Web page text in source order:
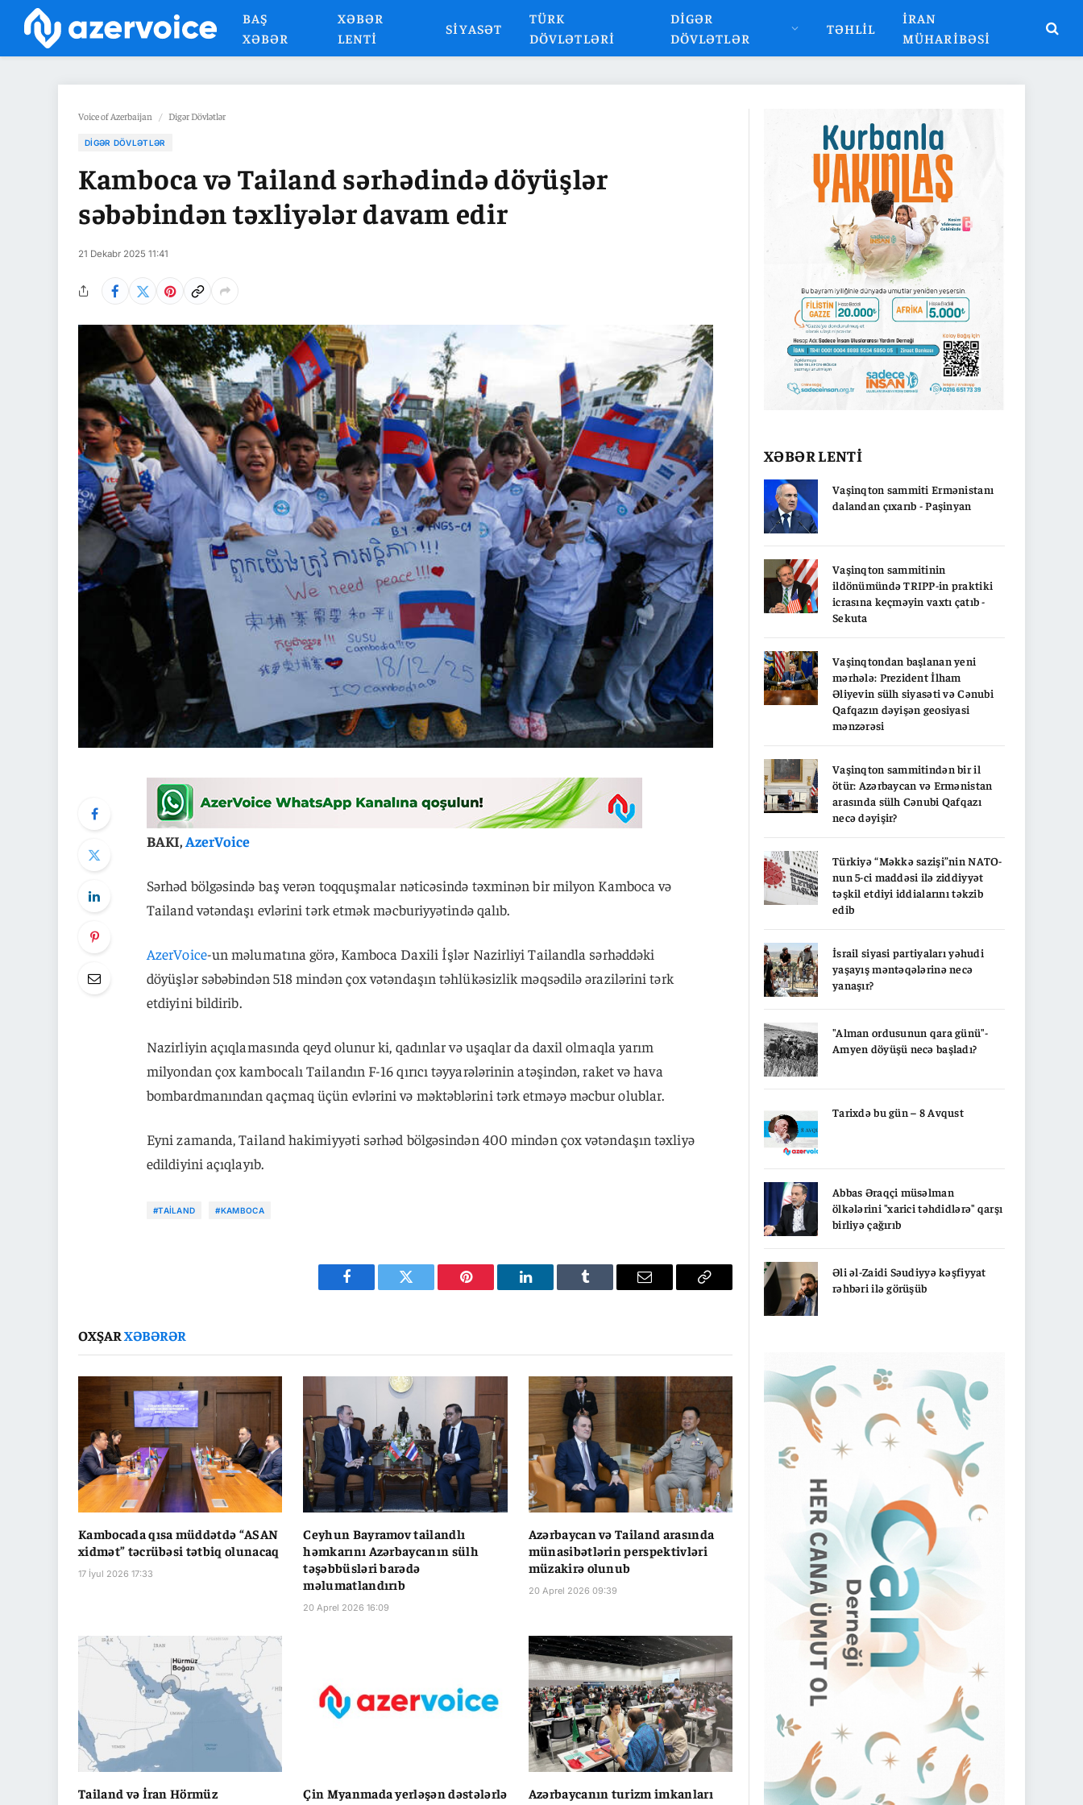
BAŞ
XƏBƏR
XƏBƏR
LENTI
SIYASƏT
TÜRK
DÖVLƏTLƏRI
DIGƏR
DÖVLƏTLƏR
TƏHLIL
İRAN
MÜHARIBƏSI
Voice of Azerbaijan / Digər Dövlətlər
DIGƏR DÖVLƏTLƏR
Kamboca və Tailand sərhədində döyüşlər
səbəbindən təxliyələr davam edir
21 Dekabr 2025 11:41
BAKI, AzerVoice
Sərhəd bölgəsində baş verən toqquşmalar nəticəsində təxminən bir milyon Kamboca və
Tailand vətəndaşı evlərini tərk etmək məcburiyyətində qalıb.
AzerVoice-un məlumatına görə, Kamboca Daxili İşlər Nazirliyi Tailandla sərhəddəki
döyüşlər səbəbindən 518 mindən çox vətəndaşın təhlükəsizlik məqsədilə ərazilərini tərk
etdiyini bildirib.
Nazirliyin açıqlamasında qeyd olunur ki, qadınlar və uşaqlar da daxil olmaqla yarım
milyondan çox kambocalı Tailandın F-16 qırıcı təyyarələrinin atəşindən, raket və hava
bombardmanından qaçmaq üçün evlərini və məktəblərini tərk etməyə məcbur olublar.
Eyni zamanda, Tailand hakimiyyəti sərhəd bölgəsindən 400 mindən çox vətəndaşın təxliyə
edildiyini açıqlayıb.
#TAILAND #KAMBOCA
Facebook Twitter Pinterest LinkedIn Tumblr Email
Copy
OXŞARXƏBƏRƏR
Kambocada qısa müddətdə “ASAN
xidmət” təcrübəsi tətbiq olunacaq
17 İyul 2026 17:33
Ceyhun Bayramov tailandlı
həmkarını Azərbaycanın sülh
təşəbbüsləri barədə
məlumatlandırıb
20 Aprel 2026 16:09
Azərbaycan və Tailand arasında
münasibətlərin perspektivləri
müzakirə olunub
20 Aprel 2026 09:39
Tailand və İran Hörmüz
Çin Myanmada yerləşən dəstələrlə
Azərbaycanın turizm imkanları
XƏBƏR LENTİ
Vaşinqton sammiti Ermənistanı
dalandan çıxarıb - Paşinyan
Vaşinqton sammitinin
ildönümündə TRIPP-in praktiki
icrasına keçməyin vaxtı çatıb -
Sekuta
Vaşinqtondan başlanan yeni
mərhələ: Prezident İlham
Əliyevin sülh siyasəti və Cənubi
Qafqazın dəyişən geosiyasi
mənzərəsi
Vaşinqton sammitindən bir il
ötür: Azərbaycan və Ermənistan
arasında sülh Cənubi Qafqazı
necə dəyişir?
Türkiyə “Məkkə sazişi”nin NATO-
nun 5-ci maddəsi ilə ziddiyyət
təşkil etdiyi iddialarını təkzib
edib
İsrail siyasi partiyaları yəhudi
yaşayış məntəqələrinə necə
yanaşır?
"Alman ordusunun qara günü"-
Amyen döyüşü necə başladı?
Tarixdə bu gün – 8 Avqust
Abbas Əraqçi müsəlman
ölkələrini "xarici təhdidlərə" qarşı
birliyə çağırıb
Əli əl-Zaidi Səudiyyə kəşfiyyat
rəhbəri ilə görüşüb